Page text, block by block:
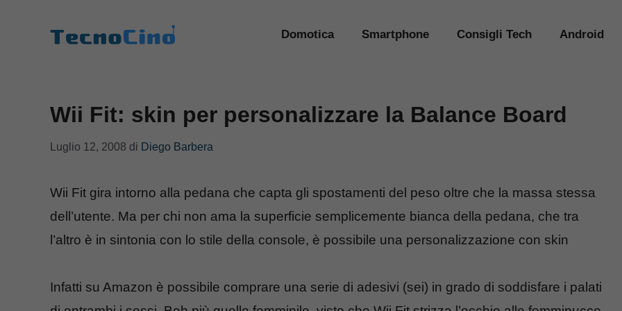
Domotica Smartphone Consigli Tech Android
Wii Fit: skin per personalizzare la Balance Board
Luglio 12, 2008 di Diego Barbera
Wii Fit gira intorno alla pedana che capta gli spostamenti del peso oltre che la massa stessa
dell’utente. Ma per chi non ama la superficie semplicemente bianca della pedana, che tra
l’altro è in sintonia con lo stile della console, è possibile una personalizzazione con skin
Infatti su Amazon è possibile comprare una serie di adesivi (sei) in grado di soddisfare i palati